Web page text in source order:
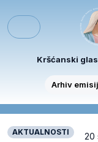
Menu
Kršćanski
Arhiv
AKTUALNOSTI 20